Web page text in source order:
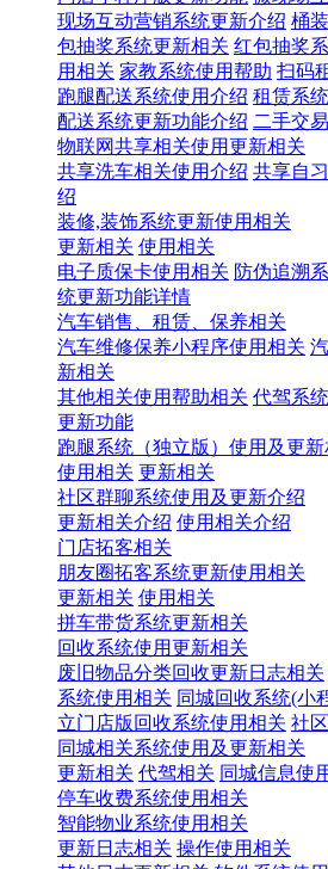
现场互动营销系统更新介绍 桶
包抽奖系统更新相关 红包抽奖
用相关 家教系统使用帮助 扫码
跑腿配送系统使用介绍 租赁系
配送系统更新功能介绍 二手交
物联网共享相关使用更新相关
共享洗车相关使用介绍 共享自
绍
装修,装饰系统更新使用相关
更新相关 使用相关
电子质保卡使用相关 防伪追溯
统更新功能详情
汽车销售、租赁、保养相关
汽车维修保养小程序使用相关
新相关
其他相关使用帮助相关 代驾系
更新功能
跑腿系统（独立版）使用及更新
使用相关 更新相关
社区群聊系统使用及更新介绍
更新相关介绍 使用相关介绍
门店拓客相关
朋友圈拓客系统更新使用相关
更新相关 使用相关
拼车带货系统更新相关
回收系统使用更新相关
废旧物品分类回收更新日志相关
系统使用相关 同城回收系统(小
立门店版回收系统使用相关 社
同城相关系统使用及更新相关
更新相关 代驾相关 同城信息使
停车收费系统使用相关
智能物业系统使用相关
更新日志相关 操作使用相关